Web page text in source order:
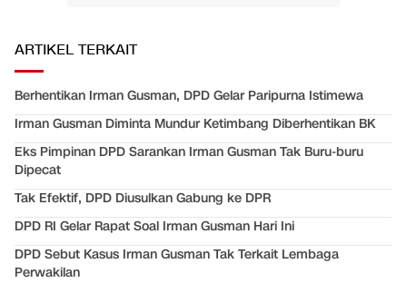
ARTIKEL TERKAIT
Berhentikan Irman Gusman, DPD Gelar Paripurna Istimewa
Irman Gusman Diminta Mundur Ketimbang Diberhentikan BK
Eks Pimpinan DPD Sarankan Irman Gusman Tak Buru-buru
Dipecat
Tak Efektif, DPD Diusulkan Gabung ke DPR
DPD RI Gelar Rapat Soal Irman Gusman Hari Ini
DPD Sebut Kasus Irman Gusman Tak Terkait Lembaga
Perwakilan